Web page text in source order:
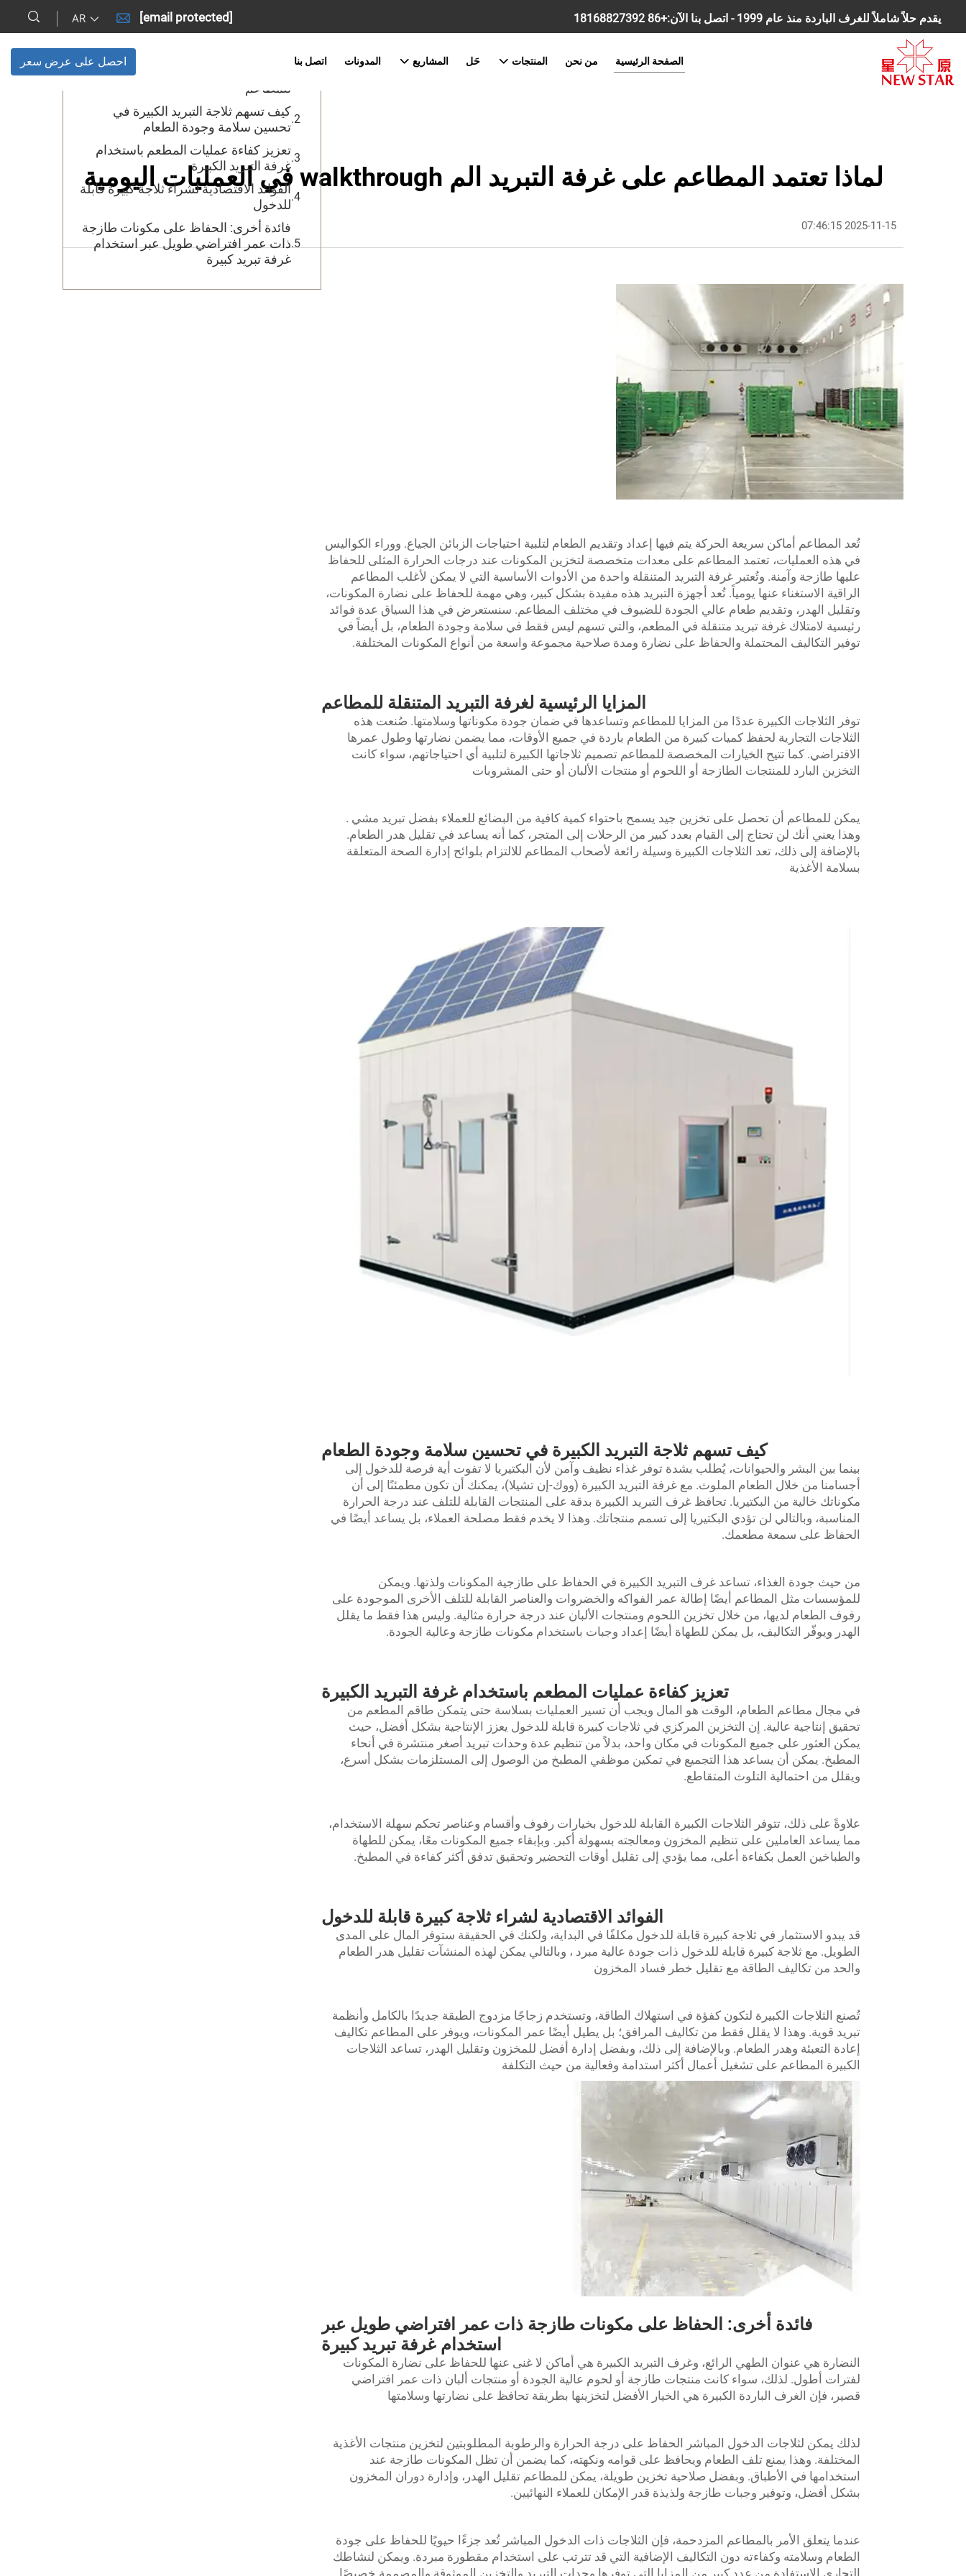
يقدم حلاً شاملاً للغرف الباردة منذ عام 1999 - اتصل بنا الآن: +86 18168827392
[email protected]
AR
الصفحة الرئيسية من نحن المنتجات حَل المشاريع المدونات اتصل بنا احصل على عرض سعر
لماذا تعتمد المطاعم على غرفة التبريد الم walkthrough في العمليات اليومية
2025-11-15 07:46:15
تُعد المطاعم أماكن سريعة الحركة يتم فيها إعداد وتقديم الطعام لتلبية احتياجات الزبائن الجياع. ووراء الكواليس
في هذه العمليات، تعتمد المطاعم على معدات متخصصة لتخزين المكونات عند درجات الحرارة المثلى للحفاظ
عليها طازجة وآمنة. وتُعتبر غرفة التبريد المتنقلة واحدة من الأدوات الأساسية التي لا يمكن لأغلب المطاعم
الراقية الاستغناء عنها يومياً. تُعد أجهزة التبريد هذه مفيدة بشكل كبير، وهي مهمة للحفاظ على نضارة المكونات،
وتقليل الهدر، وتقديم طعام عالي الجودة للضيوف في مختلف المطاعم. سنستعرض في هذا السياق عدة فوائد
رئيسية لامتلاك غرفة تبريد متنقلة في المطعم، والتي تسهم ليس فقط في سلامة وجودة الطعام، بل أيضاً في
توفير التكاليف المحتملة والحفاظ على نضارة ومدة صلاحية مجموعة واسعة من أنواع المكونات المختلفة.
المزايا الرئيسية لغرفة التبريد المتنقلة للمطاعم
توفر الثلاجات الكبيرة عددًا من المزايا للمطاعم وتساعدها في ضمان جودة مكوناتها وسلامتها. صُنعت هذه
الثلاجات التجارية لحفظ كميات كبيرة من الطعام باردة في جميع الأوقات، مما يضمن نضارتها وطول عمرها
الافتراضي. كما تتيح الخيارات المخصصة للمطاعم تصميم ثلاجاتها الكبيرة لتلبية أي احتياجاتهم، سواء كانت
التخزين البارد للمنتجات الطازجة أو اللحوم أو منتجات الألبان أو حتى المشروبات
يمكن للمطاعم أن تحصل على تخزين جيد يسمح باحتواء كمية كافية من البضائع للعملاء بفضل تبريد مشي .
وهذا يعني أنك لن تحتاج إلى القيام بعدد كبير من الرحلات إلى المتجر، كما أنه يساعد في تقليل هدر الطعام.
بالإضافة إلى ذلك، تعد الثلاجات الكبيرة وسيلة رائعة لأصحاب المطاعم للالتزام بلوائح إدارة الصحة المتعلقة
بسلامة الأغذية
كيف تسهم ثلاجة التبريد الكبيرة في تحسين سلامة وجودة الطعام
بينما بين البشر والحيوانات، يُطلب بشدة توفر غذاء نظيف وآمن لأن البكتيريا لا تفوت أية فرصة للدخول إلى
أجسامنا من خلال الطعام الملوث. مع غرفة التبريد الكبيرة (ووك-إن تشيلا)، يمكنك أن تكون مطمئنًا إلى أن
مكوناتك خالية من البكتيريا. تحافظ غرف التبريد الكبيرة بدقة على المنتجات القابلة للتلف عند درجة الحرارة
المناسبة، وبالتالي لن تؤدي البكتيريا إلى تسمم منتجاتك. وهذا لا يخدم فقط مصلحة العملاء، بل يساعد أيضًا في
الحفاظ على سمعة مطعمك.
من حيث جودة الغذاء، تساعد غرف التبريد الكبيرة في الحفاظ على طازجية المكونات ولذتها. ويمكن
للمؤسسات مثل المطاعم أيضًا إطالة عمر الفواكه والخضروات والعناصر القابلة للتلف الأخرى الموجودة على
رفوف الطعام لديها، من خلال تخزين اللحوم ومنتجات الألبان عند درجة حرارة مثالية. وليس هذا فقط ما يقلل
الهدر ويوفّر التكاليف، بل يمكن للطهاة أيضًا إعداد وجبات باستخدام مكونات طازجة وعالية الجودة.
تعزيز كفاءة عمليات المطعم باستخدام غرفة التبريد الكبيرة
في مجال مطاعم الطعام، الوقت هو المال ويجب أن تسير العمليات بسلاسة حتى يتمكن طاقم المطعم من
تحقيق إنتاجية عالية. إن التخزين المركزي في ثلاجات كبيرة قابلة للدخول يعزز الإنتاجية بشكل أفضل، حيث
يمكن العثور على جميع المكونات في مكان واحد، بدلاً من تنظيم عدة وحدات تبريد أصغر منتشرة في أنحاء
المطبخ. يمكن أن يساعد هذا التجميع في تمكين موظفي المطبخ من الوصول إلى المستلزمات بشكل أسرع،
ويقلل من احتمالية التلوث المتقاطع.
علاوةً على ذلك، تتوفر الثلاجات الكبيرة القابلة للدخول بخيارات رفوف وأقسام وعناصر تحكم سهلة الاستخدام،
مما يساعد العاملين على تنظيم المخزون ومعالجته بسهولة أكبر. وبإبقاء جميع المكونات معًا، يمكن للطهاة
والطباخين العمل بكفاءة أعلى، مما يؤدي إلى تقليل أوقات التحضير وتحقيق تدفق أكثر كفاءة في المطبخ.
الفوائد الاقتصادية لشراء ثلاجة كبيرة قابلة للدخول
قد يبدو الاستثمار في ثلاجة كبيرة قابلة للدخول مكلفًا في البداية، ولكنك في الحقيقة ستوفر المال على المدى
الطويل. مع ثلاجة كبيرة قابلة للدخول ذات جودة عالية مبرد ، وبالتالي يمكن لهذه المنشآت تقليل هدر الطعام
والحد من تكاليف الطاقة مع تقليل خطر فساد المخزون
تُصنع الثلاجات الكبيرة لتكون كفؤة في استهلاك الطاقة، وتستخدم زجاجًا مزدوج الطبقة جديدًا بالكامل وأنظمة
تبريد قوية. وهذا لا يقلل فقط من تكاليف المرافق؛ بل يطيل أيضًا عمر المكونات، ويوفر على المطاعم تكاليف
إعادة التعبئة وهدر الطعام. وبالإضافة إلى ذلك، وبفضل إدارة أفضل للمخزون وتقليل الهدر، تساعد الثلاجات
الكبيرة المطاعم على تشغيل أعمال أكثر استدامة وفعالية من حيث التكلفة
فائدة أخرى: الحفاظ على مكونات طازجة ذات عمر افتراضي طويل عبر
استخدام غرفة تبريد كبيرة
النضارة هي عنوان الطهي الرائع، وغرف التبريد الكبيرة هي أماكن لا غنى عنها للحفاظ على نضارة المكونات
لفترات أطول. لذلك، سواء كانت منتجات طازجة أو لحوم عالية الجودة أو منتجات ألبان ذات عمر افتراضي
قصير، فإن الغرف الباردة الكبيرة هي الخيار الأفضل لتخزينها بطريقة تحافظ على نضارتها وسلامتها
لذلك يمكن لثلاجات الدخول المباشر الحفاظ على درجة الحرارة والرطوبة المطلوبتين لتخزين منتجات الأغذية
المختلفة. وهذا يمنع تلف الطعام ويحافظ على قوامه ونكهته، كما يضمن أن تظل المكونات طازجة عند
استخدامها في الأطباق. وبفضل صلاحية تخزين طويلة، يمكن للمطاعم تقليل الهدر، وإدارة دوران المخزون
بشكل أفضل، وتوفير وجبات طازجة ولذيذة قدر الإمكان للعملاء النهائيين.
عندما يتعلق الأمر بالمطاعم المزدحمة، فإن الثلاجات ذات الدخول المباشر تُعد جزءًا حيويًا للحفاظ على جودة
الطعام وسلامته وكفاءته دون التكاليف الإضافية التي قد تترتب على استخدام مقطورة مبردة. ويمكن لنشاطك
التجاري الاستفادة من عدد كبير من المزايا التي توفرها وحدات التبريد والتخزين الموثوقة والمصممة خصيصًا
جدول المحتويات
المزايا الرئيسية لغرفة التبريد المتنقلة
للمطاعم
كيف تسهم ثلاجة التبريد الكبيرة في
تحسين سلامة وجودة الطعام
تعزيز كفاءة عمليات المطعم باستخدام
غرفة التبريد الكبيرة
الفوائد الاقتصادية لشراء ثلاجة كبيرة قابلة
للدخول
فائدة أخرى: الحفاظ على مكونات طازجة
ذات عمر افتراضي طويل عبر استخدام
غرفة تبريد كبيرة